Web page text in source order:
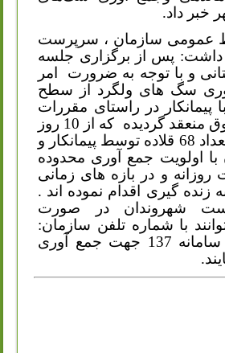
خبر داد.
عمومی سازمان ، سرپرست
داشت: پس از برگزاری جلسه
و با توجه به ضرورت
امر
سگ های ولگرد از سطح
پیمانکار در راستای مقررات
منعقد گردیده
که از 10 روز
گذشته تا کنون تعداد 68 قلاده توسط پیمانکار و
با اولویت جمع آوری محدوده
و در بازه های زمانی
زنده گیری اقدام نموده اند .
شهروندان در صورت
با شماره تلفن سازمان:
36296988 و یا سامانه 137 جهت جمع آوری